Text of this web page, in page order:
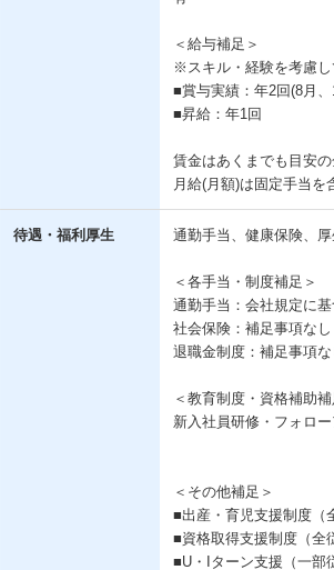
＜給与補足＞
※スキル・経験を考慮し
■賞与実績：年2回(8月
■昇給：年1回
賃金はあくまでも目安
月給(月額)は固定手当を
待遇・福利厚生 通勤手当、健康保険、
＜各手当・制度補足＞
通勤手当：会社規定に
社会保険：補足事項なし
退職金制度：補足事項な
＜教育制度・資格補助補
新入社員研修・フォロ
＜その他補足＞
■出産・育児支援制度（
■資格取得支援制度（全
■U・Iターン支援（一部